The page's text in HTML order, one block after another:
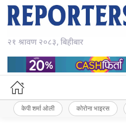
२१ श्रावण २०८३, बिहीबार
केपी शर्मा ओली कोरोना भाइरस